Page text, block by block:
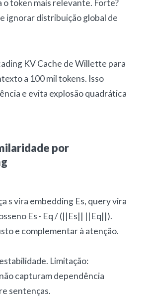
o token mais relevante. Forte?
ignorar distribuição global de
KV Cache de Willette para
a 100 mil tokens. Isso
e evita explosão quadrática
por
s vira embedding Es, query vira
Es · Eq / (||Es|| ||Eq||).
e complementar à atenção.
Limitação:
capturam dependência
sentenças.